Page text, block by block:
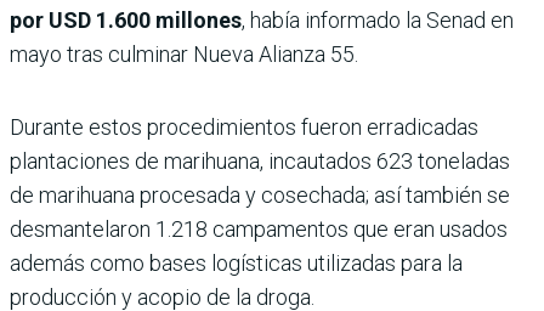
por USD 1.600 millones, había informado la Senad en
mayo tras culminar Nueva Alianza 55.
Durante estos procedimientos fueron erradicadas
plantaciones de marihuana, incautados 623 toneladas
de marihuana procesada y cosechada; así también se
desmantelaron 1.218 campamentos que eran usados
además como bases logísticas utilizadas para la
producción y acopio de la droga.